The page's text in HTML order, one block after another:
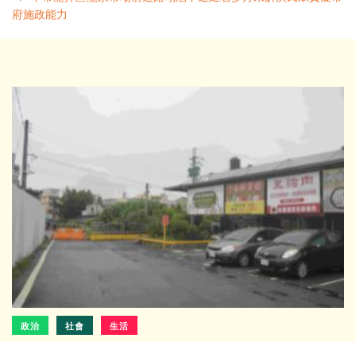
府施政能力
政治 社會 生活